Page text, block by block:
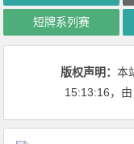
短牌系列赛
版权声明：本
15:13:16，